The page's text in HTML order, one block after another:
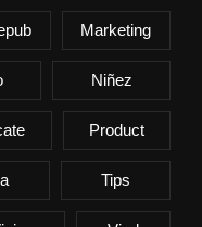
Marketing
Niñez
Product
Tips